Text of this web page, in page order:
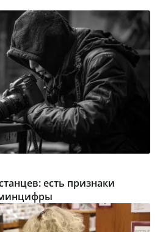
есть признаки